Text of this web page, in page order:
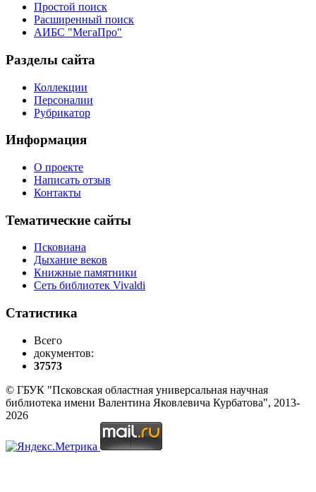
Простой поиск
Расширенный поиск
АИБС "МегаПро"
Разделы сайта
Коллекции
Персоналии
Рубрикатор
Информация
О проекте
Написать отзыв
Контакты
Тематические сайты
Псковиана
Дыхание веков
Книжные памятники
Сеть библиотек Vivaldi
Статистика
Всего
документов:
37573
© ГБУК "Псковская областная универсальная научная
библиотека имени Валентина Яковлевича Курбатова", 2013-
2026